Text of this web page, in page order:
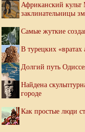
Африканский
заклинательницы
Самые жуткие
В турецких
Долгий путь
Найдена
городе
Как простые люди